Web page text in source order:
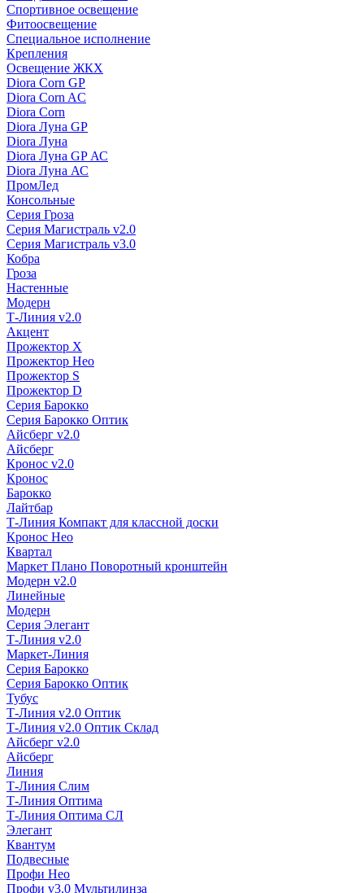
Спортивное освещение
Фитоосвещение
Специальное исполнение
Крепления
Освещение ЖКХ
Diora Corn GP
Diora Corn AC
Diora Corn
Diora Луна GP
Diora Луна
Diora Луна GP АС
Diora Луна АС
ПромЛед
Консольные
Серия Гроза
Серия Магистраль v2.0
Серия Магистраль v3.0
Кобра
Гроза
Настенные
Модерн
Т-Линия v2.0
Акцент
Прожектор X
Прожектор Нео
Прожектор S
Прожектор D
Серия Барокко
Серия Барокко Оптик
Айсберг v2.0
Айсберг
Кронос v2.0
Кронос
Барокко
Лайтбар
Т-Линия Компакт для классной доски
Кронос Нео
Квартал
Маркет Плано Поворотный кронштейн
Модерн v2.0
Линейные
Модерн
Серия Элегант
Т-Линия v2.0
Маркет-Линия
Серия Барокко
Серия Барокко Оптик
Тубус
Т-Линия v2.0 Оптик
Т-Линия v2.0 Оптик Склад
Айсберг v2.0
Айсберг
Линия
Т-Линия Слим
Т-Линия Оптима
Т-Линия Оптима СЛ
Элегант
Квантум
Подвесные
Профи Нео
Профи v3.0 Мультилинза